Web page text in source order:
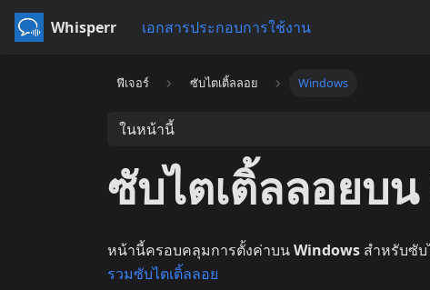
Whisperr เอกสารประกอบการใช้งาน
ฟีเจอร์ ซับไตเติ้ลลอย Windows
ในหน้านี้
ซับไตเติ้ลลอยบ
หน้านี้ครอบคลุมการตั้งค่าบนWindows สำหรับซั
รวมซับไตเติ้ลลอย